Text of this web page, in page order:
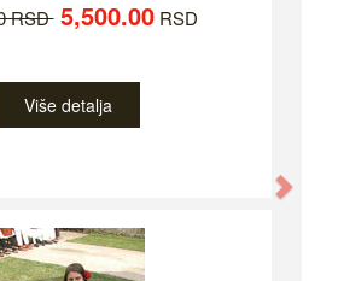
RSD 5,500.00RSD
Više detalja